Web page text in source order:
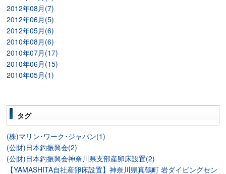
2012年08月(7)
2012年06月(5)
2012年05月(6)
2010年08月(6)
2010年07月(17)
2010年06月(15)
2010年05月(1)
タグ
(株)マリン･ワーク･ジャパン(1)
(公財)日本釣振興会(2)
(公財)日本釣振興会神奈川県支部産卵床設置(2)
【YAMASHITA自社産卵床設置】神奈川県真鶴町 岩ダイビングセン